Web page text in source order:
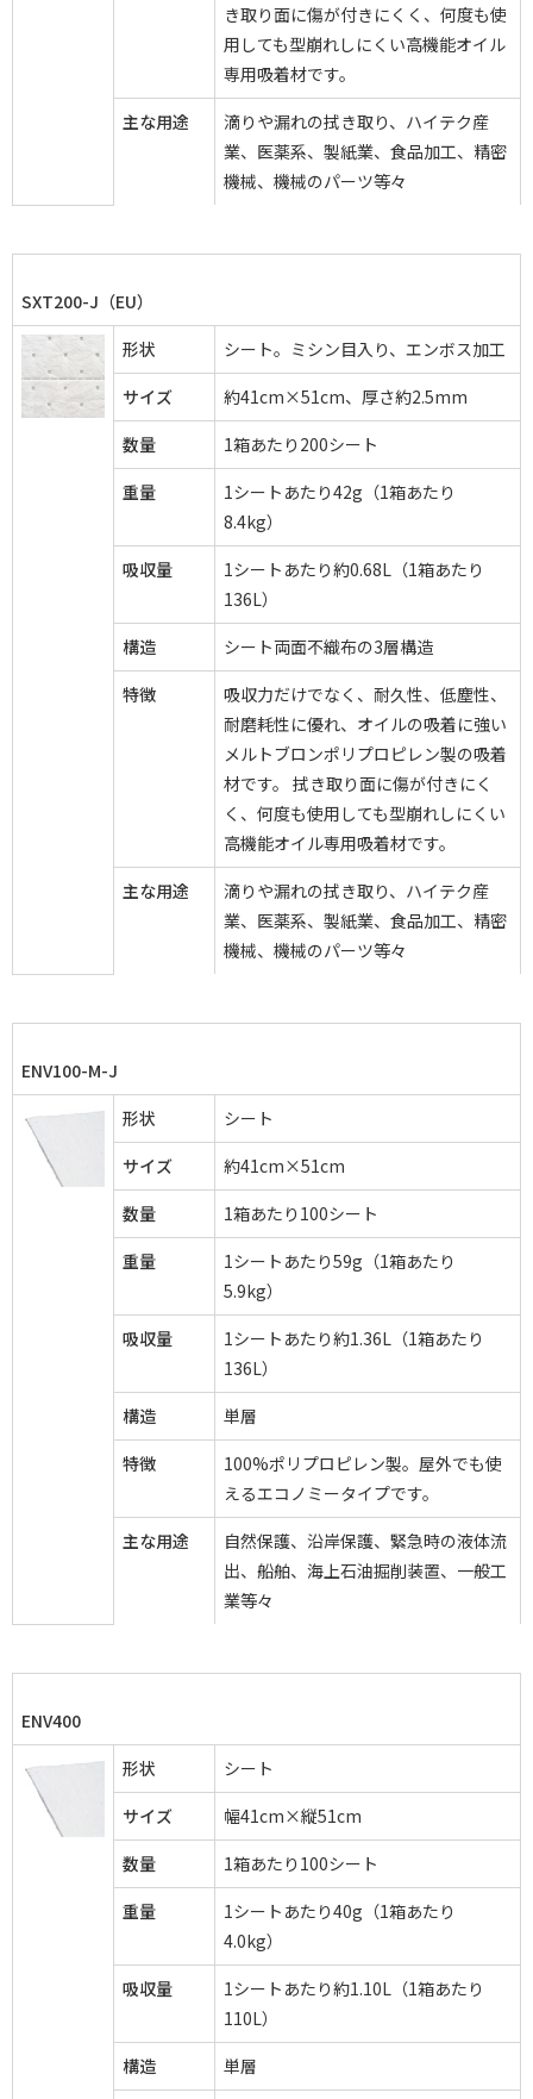
き取り面に傷が付きにくく、何度も使
用しても型崩れしにくい高機能オイル
専用吸着材です。
主な用途
滴りや漏れの拭き取り、ハイテク産
業、医薬系、製紙業、食品加工、精密
機械、機械のパーツ等々
SXT200-J（EU）
形状
シート。ミシン目入り、エンボス加工
サイズ
約41cm×51cm、厚さ約2.5mm
数量
1箱あたり200シート
重量
1シートあたり42g（1箱あたり
8.4kg）
吸収量
1シートあたり約0.68L（1箱あたり
136L）
構造
シート両面不織布の3層構造
特徴
吸収力だけでなく、耐久性、低塵性、
耐磨耗性に優れ、オイルの吸着に強い
メルトブロンポリプロピレン製の吸着
材です。 拭き取り面に傷が付きにく
く、何度も使用しても型崩れしにくい
高機能オイル専用吸着材です。
主な用途
滴りや漏れの拭き取り、ハイテク産
業、医薬系、製紙業、食品加工、精密
機械、機械のパーツ等々
ENV100-M-J
形状
シート
サイズ
約41cm×51cm
数量
1箱あたり100シート
重量
1シートあたり59g（1箱あたり
5.9kg）
吸収量
1シートあたり約1.36L（1箱あたり
136L）
構造
単層
特徴
100%ポリプロピレン製。屋外でも使
えるエコノミータイプです。
主な用途
自然保護、沿岸保護、緊急時の液体流
出、船舶、海上石油掘削装置、一般工
業等々
ENV400
形状
シート
サイズ
幅41cm×縦51cm
数量
1箱あたり100シート
重量
1シートあたり40g（1箱あたり
4.0kg）
吸収量
1シートあたり約1.10L（1箱あたり
110L）
構造
単層